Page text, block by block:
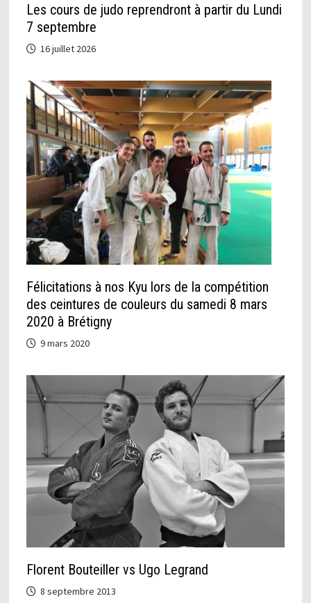
Les cours de judo reprendront à partir du Lundi
7 septembre
16 juillet 2026
Félicitations à nos Kyu lors de la compétition
des ceintures de couleurs du samedi 8 mars
2020 à Brétigny
9 mars 2020
Florent Bouteiller vs Ugo Legrand
8 septembre 2013